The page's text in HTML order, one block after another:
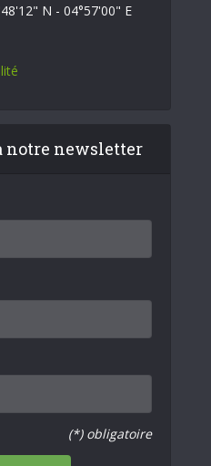
N - 04°57'00" E
notre newsletter
(*) obligatoire